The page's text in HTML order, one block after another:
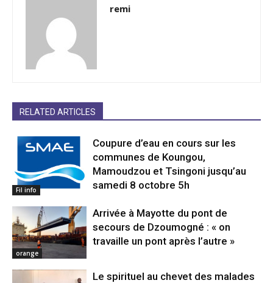
remi
RELATED ARTICLES
Fil info
Coupure d’eau en cours sur les
communes de Koungou,
Mamoudzou et Tsingoni jusqu’au
samedi 8 octobre 5h
orange
Arrivée à Mayotte du pont de
secours de Dzoumogné : « on
travaille un pont après l’autre »
Le spirituel au chevet des malades